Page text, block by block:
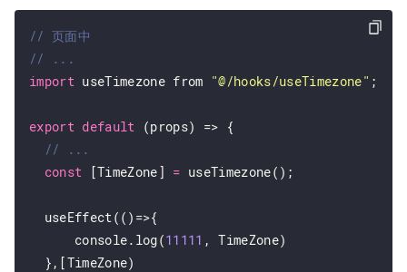
import useTimezone from "@/hooks/useTimezone" ;
export default (props) => {
const [TimeZone] = useTimezone();
  useEffect(()=>{
      console.log(
11111 , TimeZone)
  },[TimeZone)